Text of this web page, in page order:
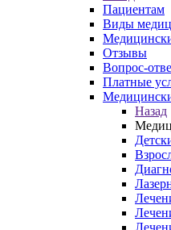
Пациентам
Виды
Отзывы
Вопрос-
Платные
Назад